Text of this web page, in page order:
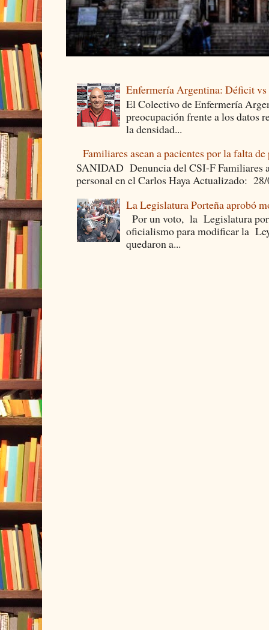
Enfermería Argentina: Déficit
El Colectivo de Enfermería
preocupación frente a los datos
la densidad...
Familiares asean a pacientes por la falta
SANIDAD Denuncia del CSI-F Familiares
personal en el Carlos Haya Actualizado:
La Legislatura Porteña aprobó
Por un voto, la Legislatura
oficialismo para modificar la
quedaron a...